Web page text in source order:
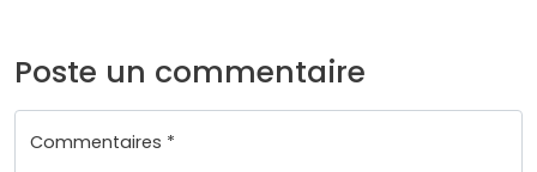
Poste un commentaire
Commentaires *